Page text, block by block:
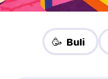
🥳 Buli